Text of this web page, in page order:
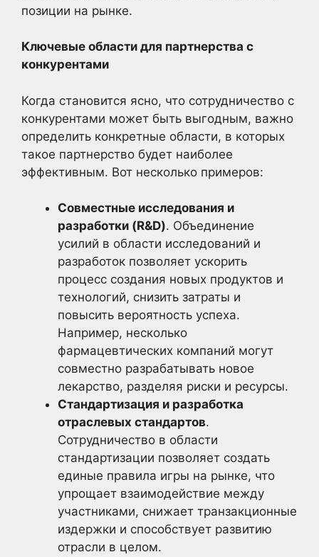
позиции на рынке.
Ключевые области для партнерства с
конкурентами
Когда становится ясно, что сотрудничество с
конкурентами может быть выгодным, важно
определить конкретные области, в которых
такое партнерство будет наиболее
эффективным. Вот несколько примеров:
Совместные исследования и
разработки (R&D). Объединение
усилий в области исследований и
разработок позволяет ускорить
процесс создания новых продуктов и
технологий, снизить затраты и
повысить вероятность успеха.
Например, несколько
фармацевтических компаний могут
совместно разрабатывать новое
лекарство, разделяя риски и ресурсы.
Стандартизация и разработка
отраслевых стандартов.
Сотрудничество в области
стандартизации позволяет создать
единые правила игры на рынке, что
упрощает взаимодействие между
участниками, снижает транзакционные
издержки и способствует развитию
отрасли в целом.